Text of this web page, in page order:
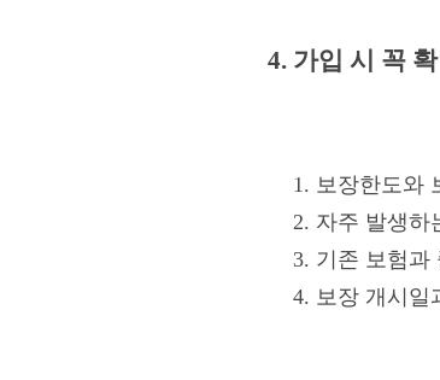
4. 가입 시 꼭
보장한도와
자주 발생하
기존 보험과
보장 개시일